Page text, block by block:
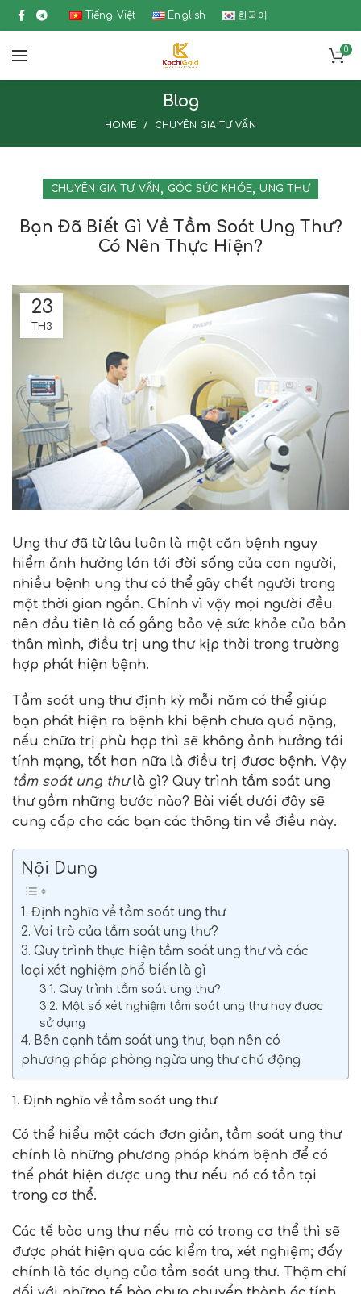
Tiếng Việt English 한국어
0
Blog
HOME CHUYÊN GIA TƯ VẤN
CHUYÊN GIA TƯ VẤN , GÓC SỨC KHỎE,UNG THƯ
Bạn Đã Biết Gì Về Tầm Soát Ung Thư?
Có Nên Thực Hiện?
23
TH3
Ung thư đã từ lâu luôn là một căn bệnh nguy
hiểm ảnh hưởng lớn tới đời sống của con người,
nhiều bệnh ung thư có thể gây chết người trong
một thời gian ngắn. Chính vì vậy mọi người đều
nên đầu tiên là cố gắng bảo vệ sức khỏe của bản
thân mình, điều trị ung thư kịp thời trong trường
hợp phát hiện bệnh.
Tầm soát ung thư định kỳ mỗi năm có thể giúp
bạn phát hiện ra bệnh khi bệnh chưa quá nặng,
nếu chữa trị phù hợp thì sẽ không ảnh hưởng tới
tính mạng, tốt hơn nữa là điều trị đươc bệnh. Vậy
tầm soát ung thưlà gì? Quy trình tầm soát ung
thư gồm những bước nào? Bài viết dưới đây sẽ
cung cấp cho các bạn các thông tin về điều này.
Nội Dung
1. Định nghĩa về tầm soát ung thư
2. Vai trò của tầm soát ung thư?
3. Quy trình thực hiện tầm soát ung thư và các
loại xét nghiệm phổ biến là gì
3.1. Quy trình tầm soát ung thư?
3.2. Một số xét nghiệm tầm soát ung thư hay được
sử dụng
4. Bên cạnh tầm soát ung thư, bạn nên có
phương pháp phòng ngừa ung thư chủ động
1. Định nghĩa về tầm soát ung thư
Có thể hiểu một cách đơn giản, tầm soát ung thư
chính là những phương pháp khám bệnh để có
thể phát hiện được ung thư nếu nó có tồn tại
trong cơ thể.
Các tế bào ung thư nếu mà có trong cơ thể thì sẽ
được phát hiện qua các kiểm tra, xét nghiệm; đấy
chính là tác dụng của tầm soát ung thư. Thậm chí